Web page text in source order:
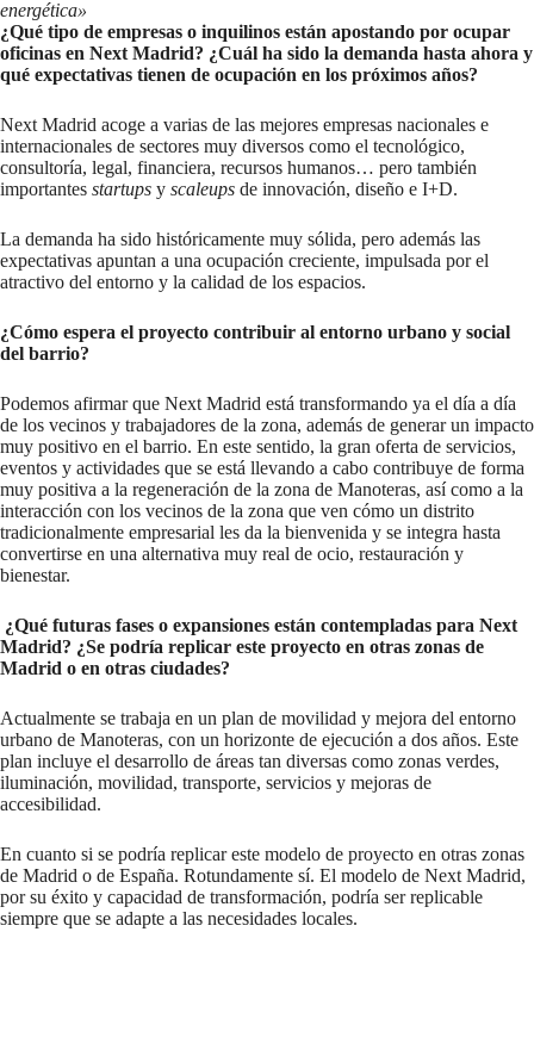
energética»
¿Qué tipo de empresas o inquilinos están apostando por ocupar
oficinas en Next Madrid? ¿Cuál ha sido la demanda hasta ahora y
qué expectativas tienen de ocupación en los próximos años?
Next Madrid acoge a varias de las mejores empresas nacionales e
internacionales de sectores muy diversos como el tecnológico,
consultoría, legal, financiera, recursos humanos… pero también
importantes startups y scaleups de innovación, diseño e I+D.
La demanda ha sido históricamente muy sólida, pero además las
expectativas apuntan a una ocupación creciente, impulsada por el
atractivo del entorno y la calidad de los espacios.
¿Cómo espera el proyecto contribuir al entorno urbano y social
del barrio?
Podemos afirmar que Next Madrid está transformando ya el día a día
de los vecinos y trabajadores de la zona, además de generar un impacto
muy positivo en el barrio. En este sentido, la gran oferta de servicios,
eventos y actividades que se está llevando a cabo contribuye de forma
muy positiva a la regeneración de la zona de Manoteras, así como a la
interacción con los vecinos de la zona que ven cómo un distrito
tradicionalmente empresarial les da la bienvenida y se integra hasta
convertirse en una alternativa muy real de ocio, restauración y
bienestar.
¿Qué futuras fases o expansiones están contempladas para Next
Madrid? ¿Se podría replicar este proyecto en otras zonas de
Madrid o en otras ciudades?
Actualmente se trabaja en un plan de movilidad y mejora del entorno
urbano de Manoteras, con un horizonte de ejecución a dos años. Este
plan incluye el desarrollo de áreas tan diversas como zonas verdes,
iluminación, movilidad, transporte, servicios y mejoras de
accesibilidad.
En cuanto si se podría replicar este modelo de proyecto en otras zonas
de Madrid o de España. Rotundamente sí. El modelo de Next Madrid,
por su éxito y capacidad de transformación, podría ser replicable
siempre que se adapte a las necesidades locales.